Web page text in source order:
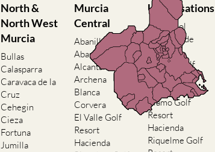
North &
North West
Murcia
Bullas
Calasparra
Caravaca de la
Cruz
Cehegin
Cieza
Fortuna
Jumilla
Murcia
Central
Abanilla
Abaran
Alcantarilla
Archena
Blanca
Corvera
El Valle Golf
Resort
Hacienda
Urbanisations
Camposol
Condado de
Alhama
El Valle Golf
Resort
Hacienda del
Alamo Golf
Resort
Hacienda
Riquelme Golf